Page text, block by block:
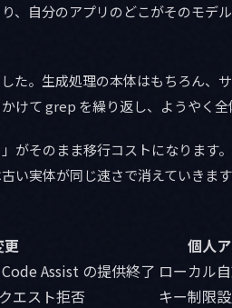
、自分のアプリのどこがそのモデ
た。生成処理の本体はもちろん、
けて grep を繰り返し、ようやく全
がそのまま移行コストになります
い実体が同じ速さで消えていきま
更
個人
Assist の提供終了 ローカル
エスト拒否
キー制限